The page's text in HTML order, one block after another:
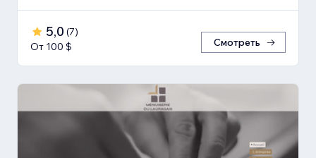
5,0 (7)
От 100 $
Смотреть